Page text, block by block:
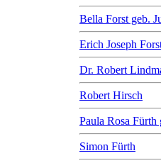
Bella Forst geb.
Erich Joseph
Dr. Robert
Robert Hirsch
Paula Rosa Fürth
Simon Fürth